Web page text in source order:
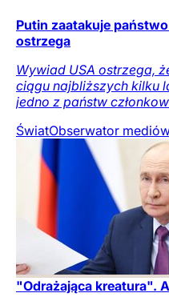
Putin zaatakuje
ostrzega
Wywiad USA ostrzega,
ciągu najbliższych kilku
jedno z państw
ŚwiatObserwator
"Odrażająca kreatura".